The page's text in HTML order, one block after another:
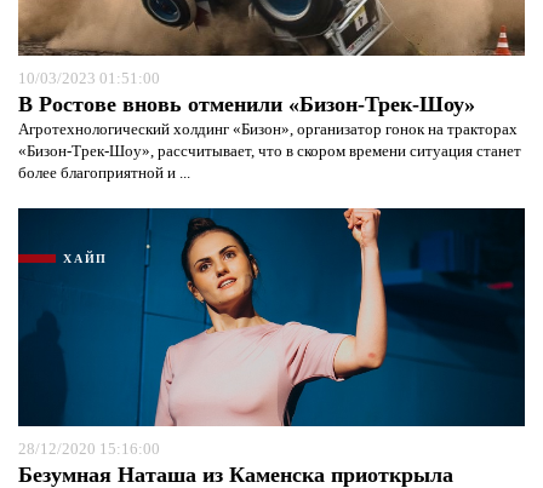
10/03/2023 01:51:00
В Ростове вновь отменили «Бизон-Трек-Шоу»
Агротехнологический холдинг «Бизон», организатор гонок на тракторах
«Бизон-Трек-Шоу», рассчитывает, что в скором времени ситуация станет
более благоприятной и ...
ХАЙП
28/12/2020 15:16:00
Безумная Наташа из Каменска приоткрыла
Я согласен с
политикой конфиденциальности и
защиты информации*политикой конфиденциальности и
защиты информации*